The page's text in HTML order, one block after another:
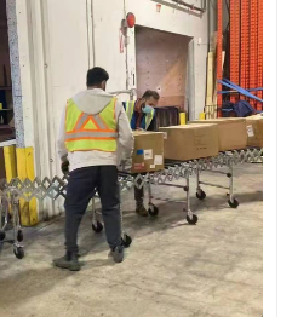
蒙古乌兰巴
英国铁路